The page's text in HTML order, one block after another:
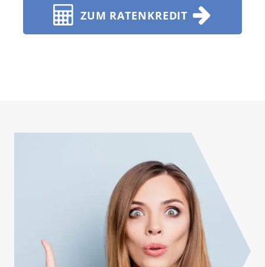
ZUM RATENKREDIT